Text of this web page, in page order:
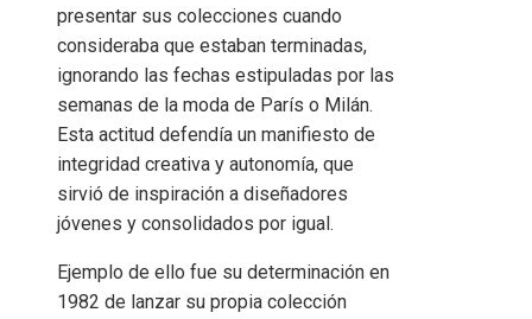
presentar sus colecciones cuando
consideraba que estaban terminadas,
ignorando las fechas estipuladas por las
semanas de la moda de París o Milán.
Esta actitud defendía un manifiesto de
integridad creativa y autonomía, que
sirvió de inspiración a diseñadores
jóvenes y consolidados por igual.
Ejemplo de ello fue su determinación en
1982 de lanzar su propia colección